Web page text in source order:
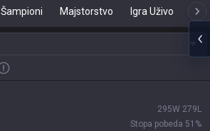
Šampioni Majstorstvo Igra Uživo
295W 279 L
Stopa pobeda 51 %